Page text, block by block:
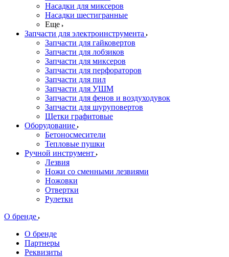
Насадки для миксеров
Насадки шестигранные
Еще
Запчасти для электроинструмента
Запчасти для гайковертов
Запчасти для лобзиков
Запчасти для миксеров
Запчасти для перфораторов
Запчасти для пил
Запчасти для УШМ
Запчасти для фенов и воздуходувок
Запчасти для шуруповертов
Щетки графитовые
Оборудование
Бетоносмесители
Тепловые пушки
Ручной инструмент
Лезвия
Ножи со сменными лезвиями
Ножовки
Отвертки
Рулетки
О бренде
О бренде
Партнеры
Реквизиты